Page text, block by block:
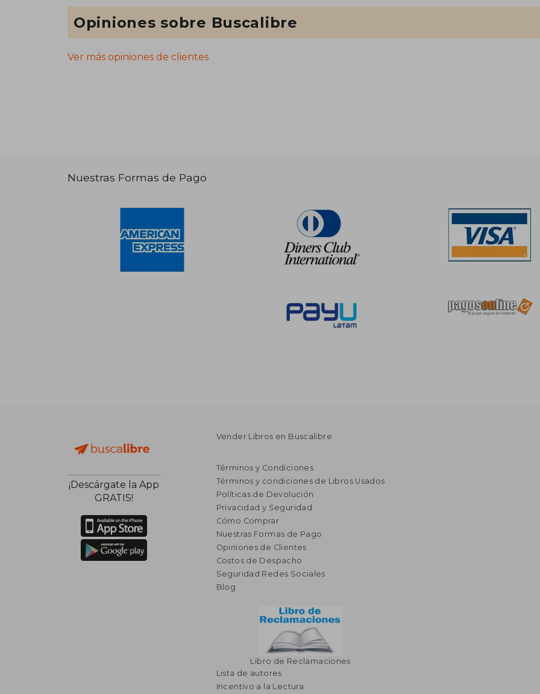
Opiniones sobre Buscalibre
Ver más opiniones de clientes
Nuestras Formas de Pago
¡Descárgate la App
GRATIS!
Vender Libros en Buscalibre
Términos y Condiciones
Términos y condiciones de Libros Usados
Políticas de Devolución
Privacidad y Seguridad
Cómo Comprar
Nuestras Formas de Pago
Opiniones de Clientes
Costos de Despacho
Seguridad Redes Sociales
Blog
Libro de Reclamaciones
Lista de autores
Incentivo a la Lectura